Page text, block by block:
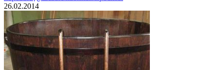
26.02.2014